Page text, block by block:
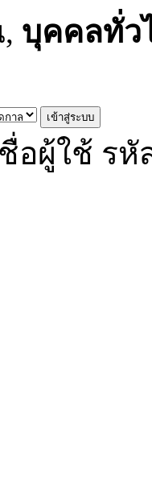
บุคคลทั่ว
อผู้ใช้ รหั